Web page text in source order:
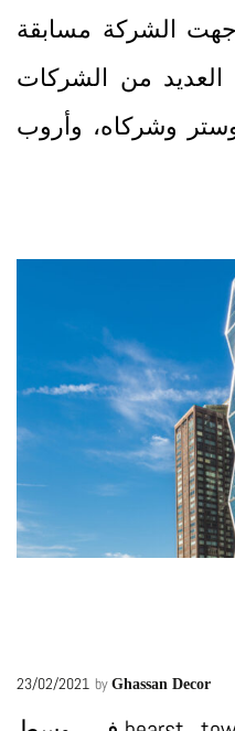
ففي عام 1978، وجهت الشركة مسابقة
العديد من الشركات
وشركاه، وأروب
23/02/2021 by Ghassan Decor